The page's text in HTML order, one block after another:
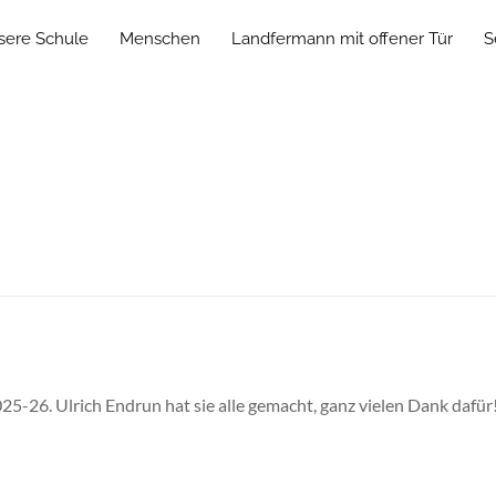
Schule Menschen Landfermann mit offener Tür
26. Ulrich Endrun hat sie alle gemacht, ganz vielen Dank